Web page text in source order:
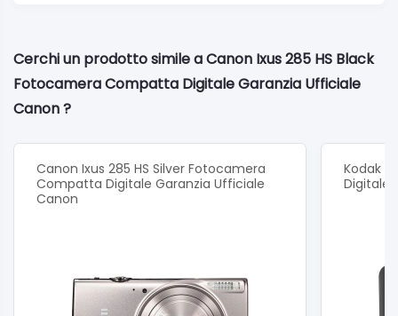
Acquisizione immediata di filmati
Risparmio energetico per realizzare ancora più
scatti
Trasferisci a Connect Station di Canon con un
tocco
Riprese semplici con filmato di riepilogo
La funzione NFC semplifica la condivisione tramite
Cerchi un prodotto simile a Canon Ixus 285 HS Black
Fotocamera Compatta Digitale Garanzia Ufficiale
Canon ?
Canon Ixus 285 HS Silver Fotocamera
Compatta Digitale Garanzia Ufficiale
Canon
Kodak
Digitale